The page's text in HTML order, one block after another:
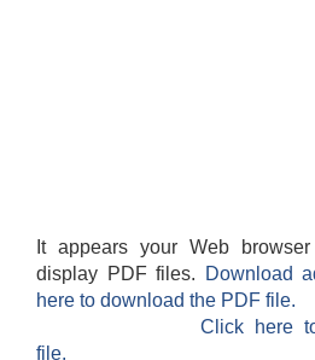
It appears your Web
display PDF files.
Download
here to download the PDF file.
Click here
file.